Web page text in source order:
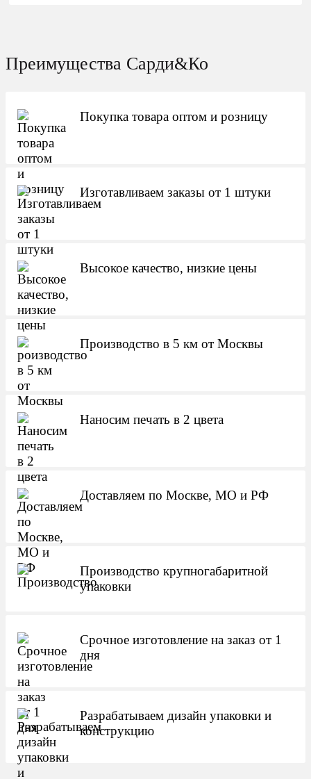
Преимущества Сарди&Ко
Покупка товара оптом и розницу
Изготавливаем заказы от 1 штуки
Высокое качество, низкие цены
Производство в 5 км от Москвы
Наносим печать в 2 цвета
Доставляем по Москве, МО и РФ
Производство крупногабаритной
упаковки
Срочное изготовление на заказ от 1
дня
Разрабатываем дизайн упаковки и
конструкцию